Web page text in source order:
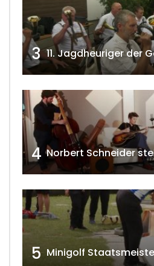
3
4
5